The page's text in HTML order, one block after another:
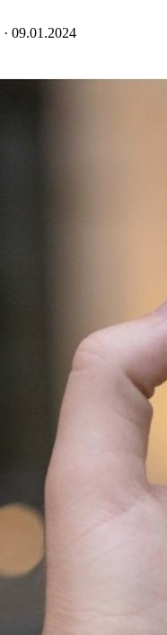
· 09.01.2024